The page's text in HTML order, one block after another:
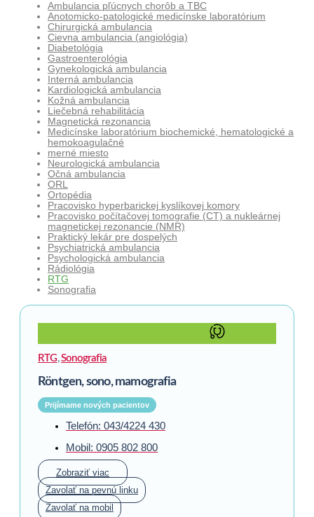
Ambulancia pľúcnych chorôb a TBC
Anotomicko-patologické medicínske laboratórium
Chirurgická ambulancia
Cievna ambulancia (angiológia)
Diabetológia
Gastroenterológia
Gynekologická ambulancia
Interná ambulancia
Kardiologická ambulancia
Kožná ambulancia
Liečebná rehabilitácia
Magnetická rezonancia
Medicínske laboratórium biochemické, hematologické a
hemokoagulačné
merné miesto
Neurologická ambulancia
Očná ambulancia
ORL
Ortopédia
Pracovisko hyperbarickej kyslíkovej komory
Pracovisko počítačovej tomografie (CT) a nukleárnej
magnetickej rezonancie (NMR)
Praktický lekár pre dospelých
Psychiatrická ambulancia
Psychologická ambulancia
Rádiológia
RTG
Sonografia
RTG,Sonografia
Röntgen, sono, mamografia
Prijímame nových pacientov
Telefón: 043/4224 430
Mobil: 0905 802 800
Zobraziť viac
Zavolať na pevnú linku
Zavolať na mobil